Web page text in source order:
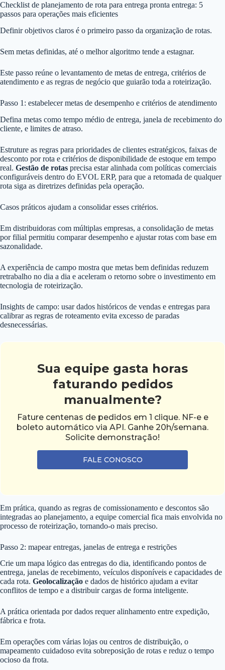
Checklist de planejamento de rota para entrega pronta entrega: 5
passos para operações mais eficientes
Definir objetivos claros é o primeiro passo da organização de rotas.
Sem metas definidas, até o melhor algoritmo tende a estagnar.
Este passo reúne o levantamento de metas de entrega, critérios de
atendimento e as regras de negócio que guiarão toda a roteirização.
Passo 1: estabelecer metas de desempenho e critérios de atendimento
Defina metas como tempo médio de entrega, janela de recebimento do
cliente, e limites de atraso.
Estruture as regras para prioridades de clientes estratégicos, faixas de
desconto por rota e critérios de disponibilidade de estoque em tempo
real. Gestão de rotas precisa estar alinhada com políticas comerciais
configuráveis dentro do EVOL ERP, para que a retomada de qualquer
rota siga as diretrizes definidas pela operação.
Casos práticos ajudam a consolidar esses critérios.
Em distribuidoras com múltiplas empresas, a consolidação de metas
por filial permitiu comparar desempenho e ajustar rotas com base em
sazonalidade.
A experiência de campo mostra que metas bem definidas reduzem
retrabalho no dia a dia e aceleram o retorno sobre o investimento em
tecnologia de roteirização.
Insights de campo: usar dados históricos de vendas e entregas para
calibrar as regras de roteamento evita excesso de paradas
desnecessárias.
Sua equipe gasta horas
faturando pedidos
manualmente?
Fature centenas de pedidos em 1 clique. NF-e e
boleto automático via API. Ganhe 20h/semana.
Solicite demonstração!
FALE CONOSCO
Em prática, quando as regras de comissionamento e descontos são
integradas ao planejamento, a equipe comercial fica mais envolvida no
processo de roteirização, tornando-o mais preciso.
Passo 2: mapear entregas, janelas de entrega e restrições
Crie um mapa lógico das entregas do dia, identificando pontos de
entrega, janelas de recebimento, veículos disponíveis e capacidades de
cada rota. Geolocalização e dados de histórico ajudam a evitar
conflitos de tempo e a distribuir cargas de forma inteligente.
A prática orientada por dados requer alinhamento entre expedição,
fábrica e frota.
Em operações com várias lojas ou centros de distribuição, o
mapeamento cuidadoso evita sobreposição de rotas e reduz o tempo
ocioso da frota.